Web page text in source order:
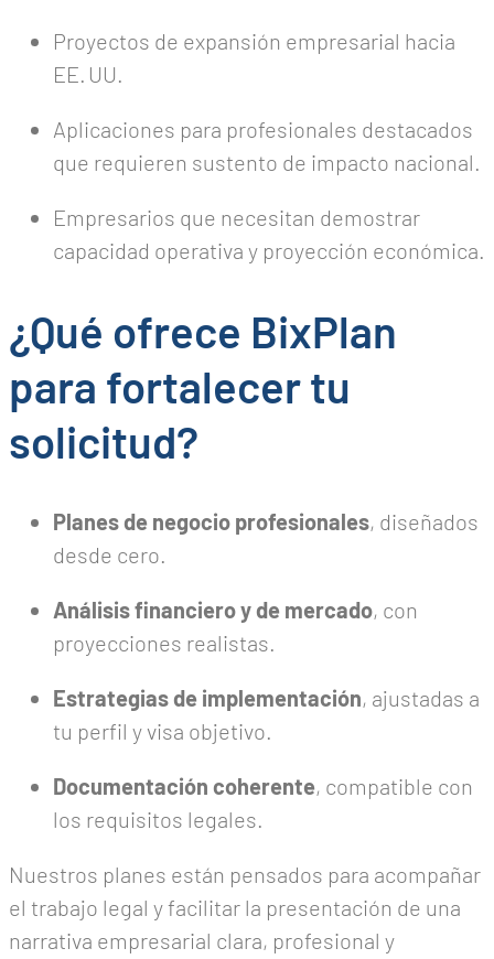
Proyectos de expansión empresarial hacia
EE. UU.
Aplicaciones para profesionales destacados
que requieren sustento de impacto nacional.
Empresarios que necesitan demostrar
capacidad operativa y proyección económica.
¿Qué ofrece BixPlan
para fortalecer tu
solicitud?
Planes de negocio profesionales, diseñados
desde cero.
Análisis financiero y de mercado, con
proyecciones realistas.
Estrategias de implementación, ajustadas a
tu perfil y visa objetivo.
Documentación coherente, compatible con
los requisitos legales.
Nuestros planes están pensados para acompañar
el trabajo legal y facilitar la presentación de una
narrativa empresarial clara, profesional y